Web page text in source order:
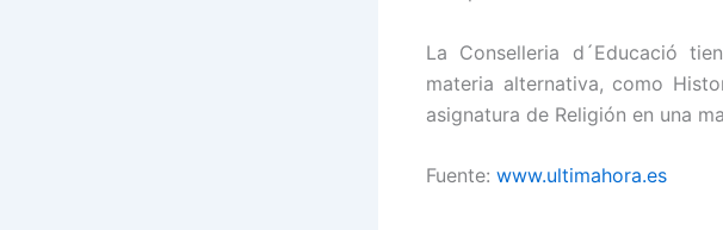
La Conselleria d´Educació
materia alternativa, como
asignatura de Religión en una
Fuente: www.ultimahora.es